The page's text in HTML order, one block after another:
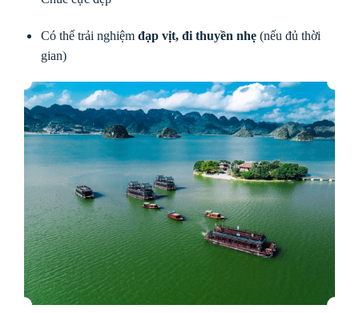
Có thể trải nghiệm đạp vịt, đi thuyền nhẹ(nếu đủ thời
gian)